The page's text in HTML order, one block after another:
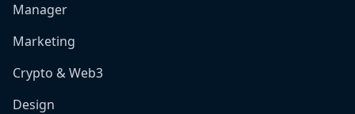
Manager
Marketing
Crypto & Web3
Design